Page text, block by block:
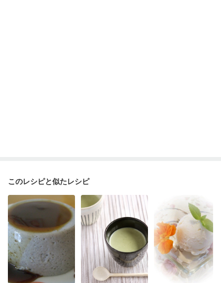
このレシピと似たレシピ